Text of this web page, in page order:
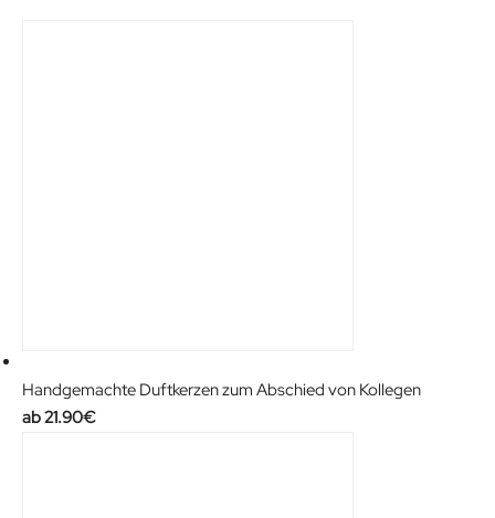
Handgemachte Duftkerzen zum Abschied von Kollegen
21.90€